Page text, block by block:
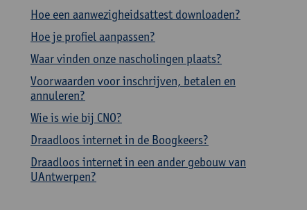
Hoe een aanwezigheidsattest downloaden?
Hoe je profiel aanpassen?
Waar vinden onze nascholingen plaats?
Voorwaarden voor inschrijven, betalen en
annuleren?
Wie is wie bij CNO?
Draadloos internet in de Boogkeers?
Draadloos internet in een ander gebouw van
UAntwerpen?